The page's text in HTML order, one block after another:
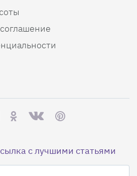
с лучшими статьями